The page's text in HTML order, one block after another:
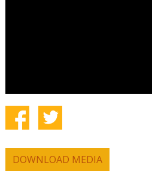
DOWNLOAD MEDIA